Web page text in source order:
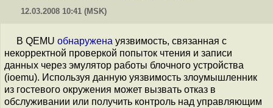
12.03.2008 10:41 (MSK)
В QEMU обнаружена уязвимость, связанная с
некорректной проверкой попыток чтения и записи
данных через эмулятор работы блочного устройства
(ioemu). Используя данную уязвимость злоумышленник
из гостевого окружения может вызвать отказ в
обслуживании или получить контроль над управляющим